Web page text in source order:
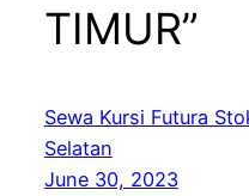
TIMUR”
Sewa Kursi Futura
Selatan
June 30, 2023